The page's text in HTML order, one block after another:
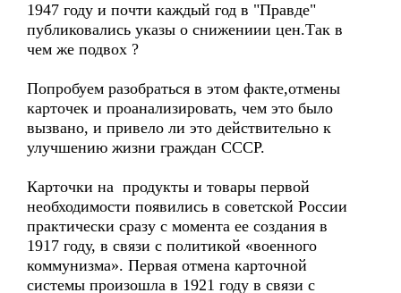
1947 году и почти каждый год в "Правде"
публиковались указы о снижениии цен.Так в
чем же подвох ?
Попробуем разобраться в этом факте,отмены
карточек и проанализировать, чем это было
вызвано, и привело ли это действительно к
улучшению жизни граждан СССР.
Карточки на продукты и товары первой
необходимости появились в советской России
практически сразу с момента ее создания в
1917 году, в связи с политикой «военного
коммунизма». Первая отмена карточной
системы произошла в 1921 году в связи с